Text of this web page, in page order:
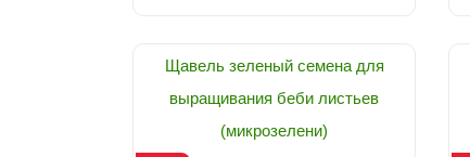
Щавель зеленый семена для
выращивания беби листьев
(микрозелени)